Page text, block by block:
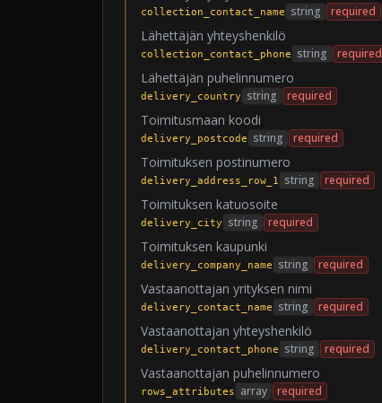
collection_contact_name string required
Lähettäjän yhteyshenkilö
collection_contact_phone string required
Lähettäjän puhelinnumero
delivery_country string required
Toimitusmaan koodi
delivery_postcode string required
Toimituksen postinumero
delivery_address_row_1 string required
Toimituksen katuosoite
delivery_city string required
Toimituksen kaupunki
delivery_company_name string required
Vastaanottajan yrityksen nimi
delivery_contact_name string required
Vastaanottajan yhteyshenkilö
delivery_contact_phone string required
Vastaanottajan puhelinnumero
rows_attributes array required